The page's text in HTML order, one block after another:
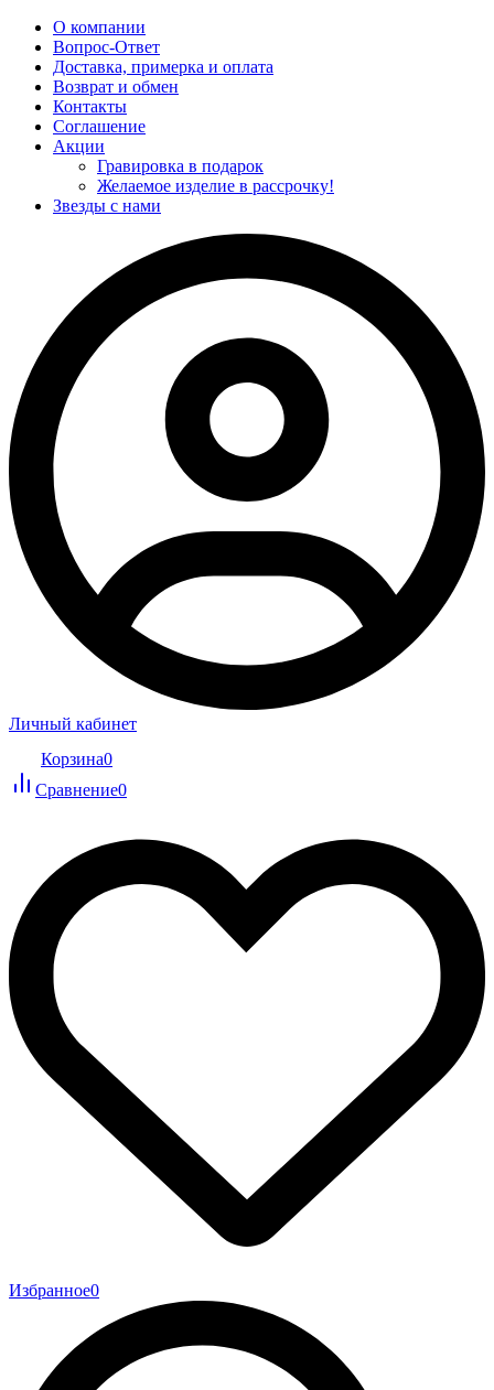
О компании
Вопрос-Ответ
Доставка, примерка и оплата
Возврат и обмен
Контакты
Соглашение
Акции
Гравировка в подарок
Желаемое изделие в рассрочку!
Звезды с нами
Личный кабинет
Корзина0
Сравнение0
Избранное0